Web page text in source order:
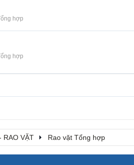
hợp
hợp
RAO VẶT Rao vặt Tổng hợp